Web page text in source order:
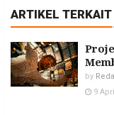
ARTIKEL TERKAIT
by
9